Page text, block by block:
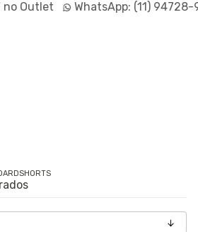
WhatsApp:(11) 94728-9569